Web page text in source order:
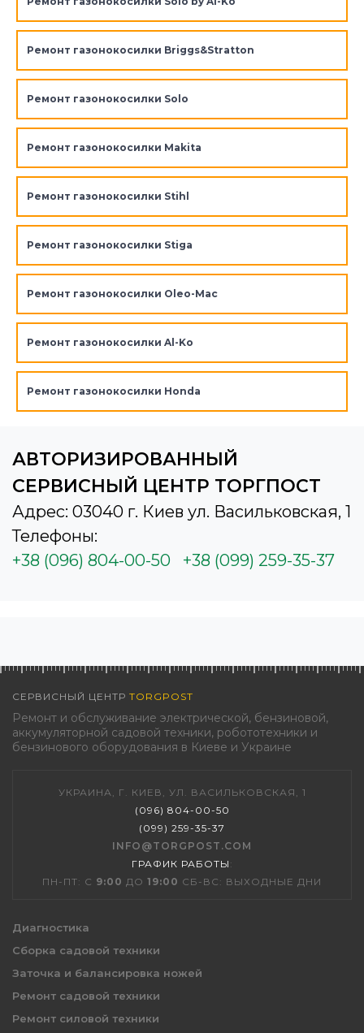
Ремонт газонокосилки Briggs&Stratton
Ремонт газонокосилки Solo
Ремонт газонокосилки Makita
Ремонт газонокосилки Stihl
Ремонт газонокосилки Stiga
Ремонт газонокосилки Oleo-Mac
Ремонт газонокосилки Al-Ko
Ремонт газонокосилки Honda
АВТОРИЗИРОВАННЫЙ
СЕРВИСНЫЙ ЦЕНТР ТОРГПОСТ
Адрес: 03040 г. Киев ул. Васильковская, 1
Телефоны:
+38 (096) 804-00-50
+38 (099) 259-35-37
СЕРВИСНЫЙ ЦЕНТР TORGPOST
Ремонт и обслуживание электрической, бензиновой,
аккумуляторной садовой техники, робототехники и
бензинового оборудования в Киеве и Украине
УКРАИНА, Г. КИЕВ, УЛ. ВАСИЛЬКОВСКАЯ, 1
(096) 804-00-50
(099) 259-35-37
INFO@TORGPOST.COM
ГРАФИК РАБОТЫ :
ПН-ПТ: С 9:00 ДО 19:00 СБ-ВС: ВЫХОДНЫЕ ДНИ
Диагностика
Сборка садовой техники
Заточка и балансировка ножей
Ремонт садовой техники
Ремонт силовой техники